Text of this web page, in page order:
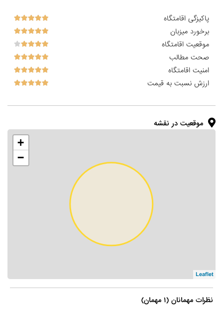
پاکیزگی اقامتگاه
برخورد میزبان
موقعیت اقامتگاه
صحت مطالب
امنیت اقامتگاه
ارزش نسبت به قیمت
موقعیت در نقشه
+
−
Leaflet
نظرات مهمانان (۱ مهمان)